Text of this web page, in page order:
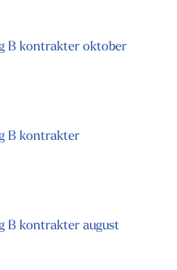
B kontrakter oktober
B kontrakter
B kontrakter august